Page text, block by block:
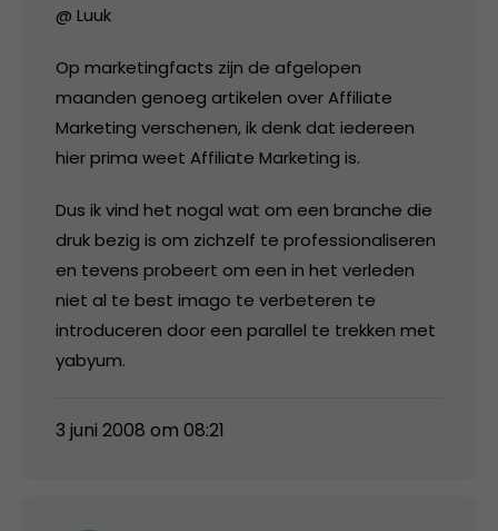
@ Luuk
Op marketingfacts zijn de afgelopen
maanden genoeg artikelen over Affiliate
Marketing verschenen, ik denk dat iedereen
hier prima weet Affiliate Marketing is.
Dus ik vind het nogal wat om een branche die
druk bezig is om zichzelf te professionaliseren
en tevens probeert om een in het verleden
niet al te best imago te verbeteren te
introduceren door een parallel te trekken met
yabyum.
3 juni 2008 om 08:21